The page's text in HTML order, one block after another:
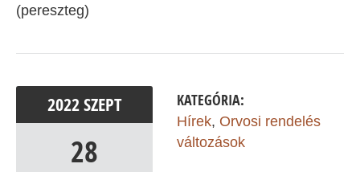
(pereszteg)
2022SZEPT
28
KATEGÓRIA:
Hírek, Orvosi rendelés
változások